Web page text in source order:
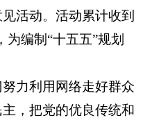
活动。活动累计收到
为编制“十五五”规划
力利用网络走好群众
，把党的优良传统和